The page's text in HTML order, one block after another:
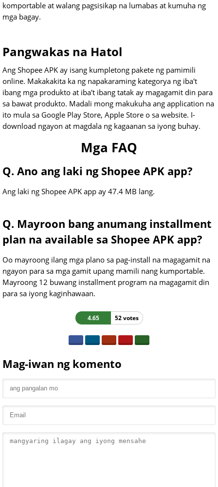
komportable at walang pagsisikap na lumabas at kumuha ng
mga bagay.
Pangwakas na Hatol
Ang Shopee APK ay isang kumpletong pakete ng pamimili
online. Makakakita ka ng napakaraming kategorya ng iba't
ibang mga produkto at iba't ibang tatak ay magagamit din para
sa bawat produkto. Madali mong makukuha ang application na
ito mula sa Google Play Store, Apple Store o sa website. I-
download ngayon at magdala ng kagaanan sa iyong buhay.
Mga FAQ
Q. Ano ang laki ng Shopee APK app?
Ang laki ng Shopee APK app ay 47.4 MB lang.
Q. Mayroon bang anumang installment
plan na available sa Shopee APK app?
Oo mayroong ilang mga plano sa pag-install na magagamit na
ngayon para sa mga gamit upang mamili nang kumportable.
Mayroong 12 buwang installment program na magagamit din
para sa iyong kaginhawaan.
4.65 52 votes
Mag-iwan ng komento